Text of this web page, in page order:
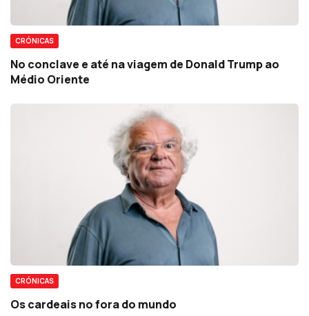
CRÓNICAS
No conclave e até na viagem de Donald Trump ao
Médio Oriente
CRÓNICAS
Os cardeais no fora do mundo